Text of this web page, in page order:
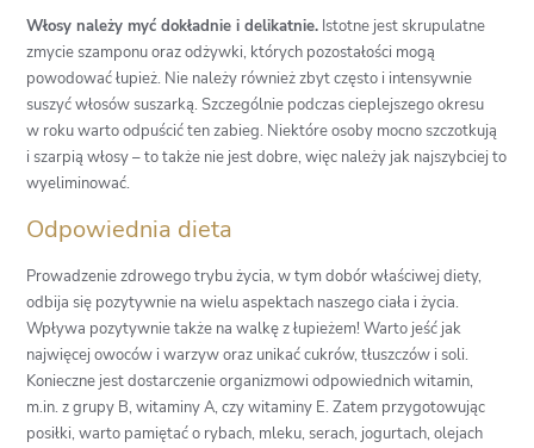
Włosy należy myć dokładnie i delikatnie. Istotne jest skrupulatne
zmycie szamponu oraz odżywki, których pozostałości mogą
powodować łupież. Nie należy również zbyt często i intensywnie
suszyć włosów suszarką. Szczególnie podczas cieplejszego okresu
w roku warto odpuścić ten zabieg. Niektóre osoby mocno szczotkują
i szarpią włosy – to także nie jest dobre, więc należy jak najszybciej to
wyeliminować.
Odpowiednia dieta
Prowadzenie zdrowego trybu życia, w tym dobór właściwej diety,
odbija się pozytywnie na wielu aspektach naszego ciała i życia.
Wpływa pozytywnie także na walkę z łupieżem! Warto jeść jak
najwięcej owoców i warzyw oraz unikać cukrów, tłuszczów i soli.
Konieczne jest dostarczenie organizmowi odpowiednich witamin,
m.in. z grupy B, witaminy A, czy witaminy E. Zatem przygotowując
posiłki, warto pamiętać o rybach, mleku, serach, jogurtach, olejach